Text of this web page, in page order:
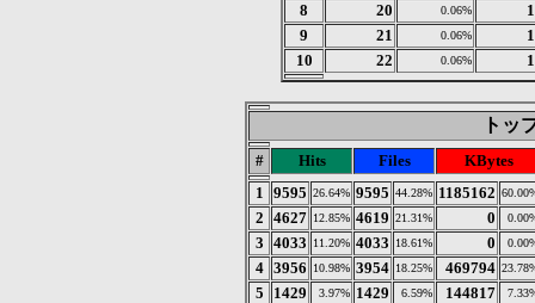
8
20 0.06%
9
21 0.06%
10
22 0.06%
トッ
# Hits Files
KBytes
1
9595 26.64% 9595 44.28% 1185162
2 4627 12.85% 4619 21.31% 0
3 4033 11.20% 4033 18.61% 0
4 3956 10.98% 3954 18.25% 469794
5 1429 3.97% 1429 6.59% 144817